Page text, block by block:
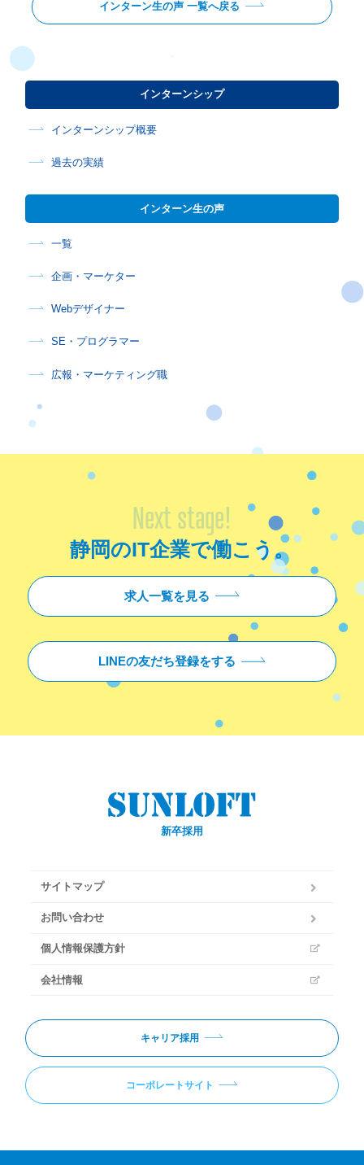
インターン生の声 一覧へ戻る
インターンシップ
インターンシップ概要
過去の実績
インターン生の声
一覧
企画・マーケター
Webデザイナー
SE・プログラマー
広報・マーケティング職
Next stage!
静岡のIT企業で働こう。
求人一覧を見る
LINEの友だち登録をする
新卒採用
サイトマップ
お問い合わせ
個人情報保護方針
会社情報
キャリア採用
コーポレートサイト